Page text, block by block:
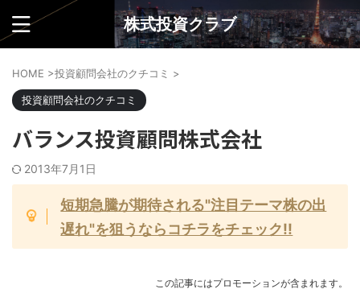
株式投資クラブ
HOME >投資顧問会社のクチコミ >
投資顧問会社のクチコミ
バランス投資顧問株式会社
2013年7月1日
短期急騰が期待される"注目テーマ株の出
遅れ"を狙うならコチラをチェック!!
この記事にはプロモーションが含まれます。